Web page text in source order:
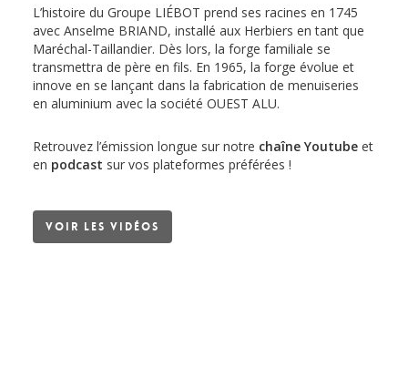
L’histoire du Groupe LIÉBOT prend ses racines en 1745
avec Anselme BRIAND, installé aux Herbiers en tant que
Maréchal-Taillandier. Dès lors, la forge familiale se
transmettra de père en fils. En 1965, la forge évolue et
innove en se lançant dans la fabrication de menuiseries
en aluminium avec la société OUEST ALU.
Retrouvez l’émission longue sur notre chaîne Youtubeet
en podcast sur vos plateformes préférées !
Voir les vidéos